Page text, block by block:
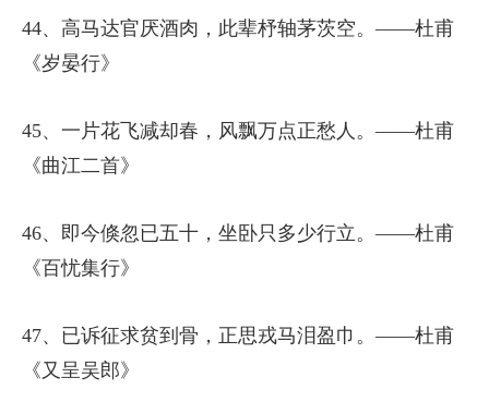
44、高马达官厌酒肉，此辈杼轴茅茨空。——杜甫
《岁晏行》
45、一片花飞减却春，风飘万点正愁人。——杜甫
《曲江二首》
46、即今倏忽已五十，坐卧只多少行立。——杜甫
《百忧集行》
47、已诉征求贫到骨，正思戎马泪盈巾。——杜甫
《又呈吴郎》